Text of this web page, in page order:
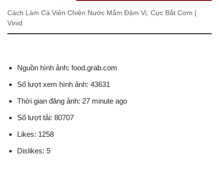
Cách Làm Cá Viên Chiên Nước Mắm Đậm Vị, Cực Bắt Cơm |
Vinid
Nguồn hình ảnh: food.grab.com
Số lượt xem hình ảnh: 43631
Thời gian đăng ảnh: 27 minute ago
Số lượt tải: 80707
Likes: 1258
Dislikes: 5